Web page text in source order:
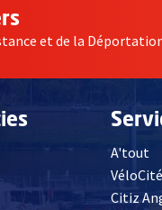
et de la Déportation
A'tout
VéloCité
Citiz